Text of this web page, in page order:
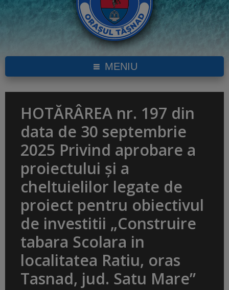
MENIU
HOTĂRÂREA nr. 197 din
data de 30 septembrie
2025 Privind aprobare a
proiectului și a
cheltuielilor legate de
proiect pentru obiectivul
de investitii „Construire
tabara Scolara in
localitatea Ratiu, oras
Tasnad, jud. Satu Mare”